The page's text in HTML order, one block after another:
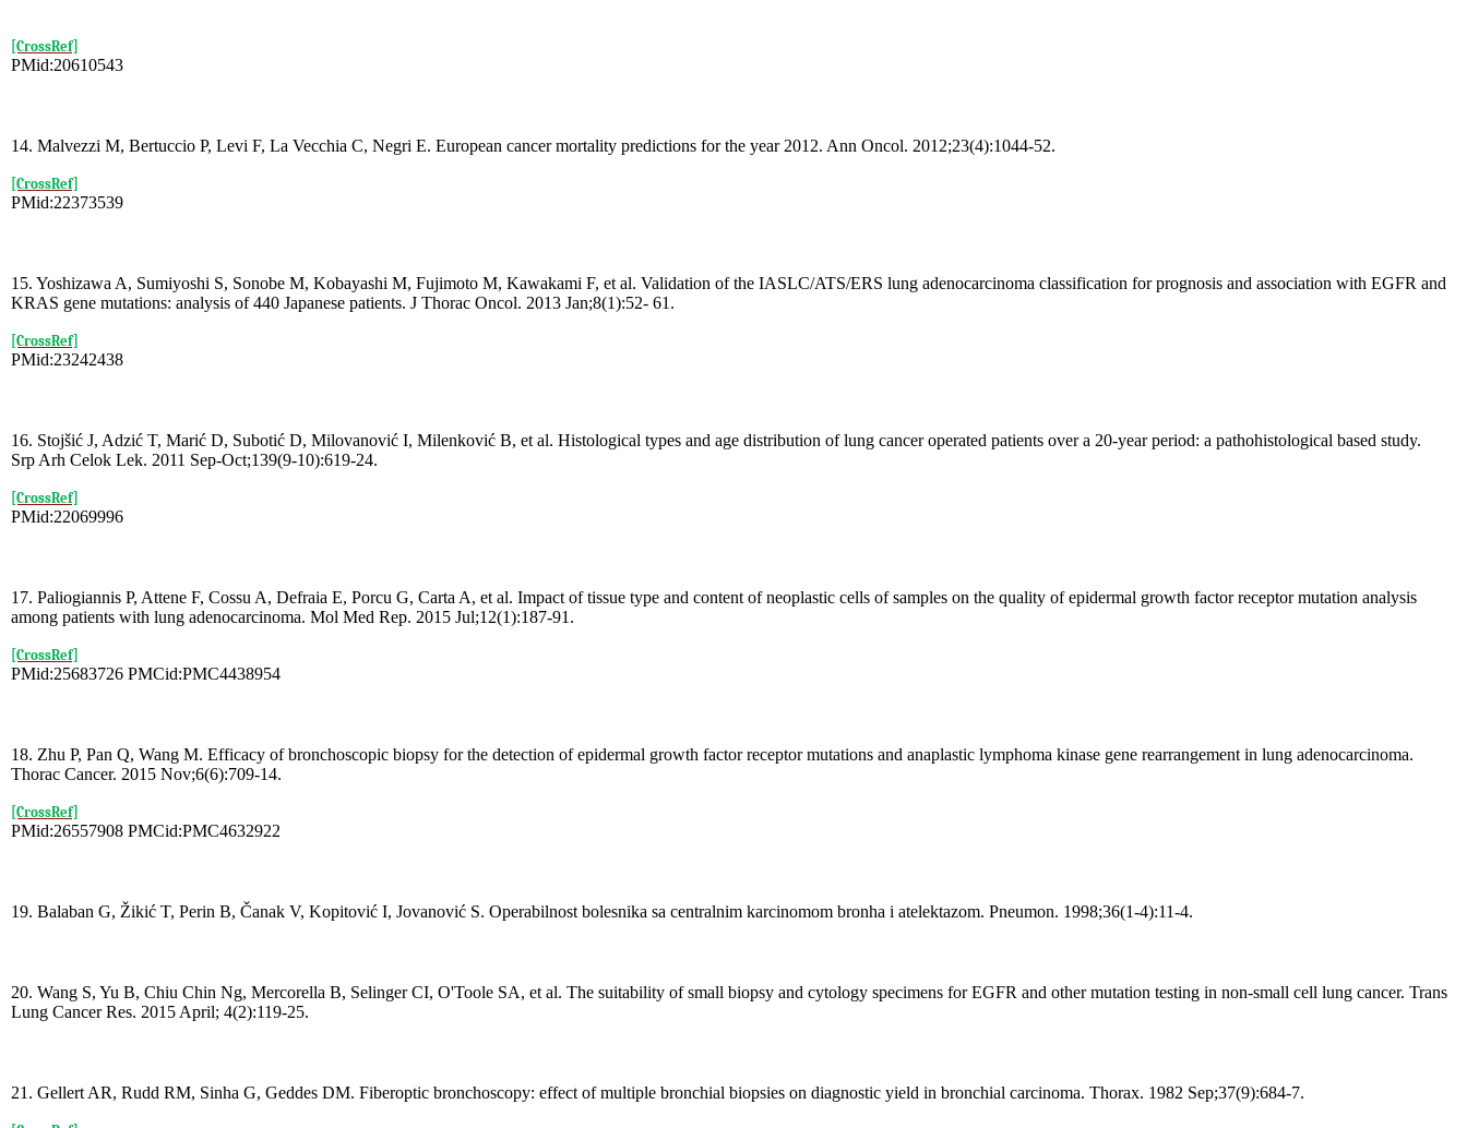
[CrossRef]
PMid:20610543
14. Malvezzi M, Bertuccio P, Levi F, La Vecchia C, Negri E. European cancer mortality predictions for the year 2012. Ann Oncol. 2012;23(4):1044-52.
[CrossRef]
PMid:22373539
15. Yoshizawa A, Sumiyoshi S, Sonobe M, Kobayashi M, Fujimoto M, Kawakami F, et al. Validation of the IASLC/ATS/ERS lung adenocarcinoma classification for prognosis and association with EGFR and
KRAS gene mutations: analysis of 440 Japanese patients. J Thorac Oncol. 2013 Jan;8(1):52- 61.
[CrossRef]
PMid:23242438
16. Stojšić J, Adzić T, Marić D, Subotić D, Milovanović I, Milenković B, et al. Histological types and age distribution of lung cancer operated patients over a 20-year period: a pathohistological based study.
Srp Arh Celok Lek. 2011 Sep-Oct;139(9-10):619-24.
[CrossRef]
PMid:22069996
17. Paliogiannis P, Attene F, Cossu A, Defraia E, Porcu G, Carta A, et al. Impact of tissue type and content of neoplastic cells of samples on the quality of epidermal growth factor receptor mutation analysis
among patients with lung adenocarcinoma. Mol Med Rep. 2015 Jul;12(1):187-91.
[CrossRef]
PMid:25683726 PMCid:PMC4438954
18. Zhu P, Pan Q, Wang M. Efficacy of bronchoscopic biopsy for the detection of epidermal growth factor receptor mutations and anaplastic lymphoma kinase gene rearrangement in lung adenocarcinoma.
Thorac Cancer. 2015 Nov;6(6):709-14.
[CrossRef]
PMid:26557908 PMCid:PMC4632922
19. Balaban G, Žikić T, Perin B, Čanak V, Kopitović I, Jovanović S. Operabilnost bolesnika sa centralnim karcinomom bronha i atelektazom. Pneumon. 1998;36(1-4):11-4.
20. Wang S, Yu B, Chiu Chin Ng, Mercorella B, Selinger CI, O'Toole SA, et al. The suitability of small biopsy and cytology specimens for EGFR and other mutation testing in non-small cell lung cancer. Trans
Lung Cancer Res. 2015 April; 4(2):119-25.
21. Gellert AR, Rudd RM, Sinha G, Geddes DM. Fiberoptic bronchoscopy: effect of multiple bronchial biopsies on diagnostic yield in bronchial carcinoma. Thorax. 1982 Sep;37(9):684-7.